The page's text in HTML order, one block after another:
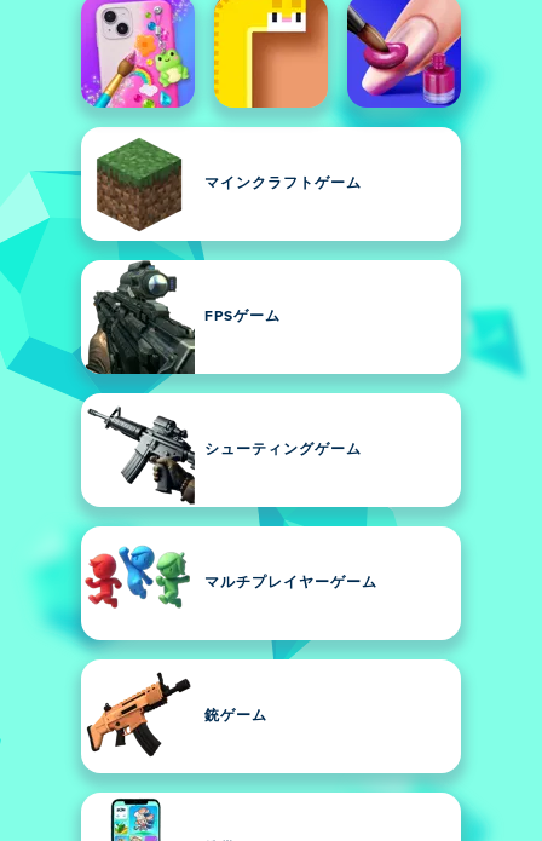
マインクラフトゲーム
FPSゲーム
シューティングゲーム
マルチプレイヤーゲーム
銃ゲーム